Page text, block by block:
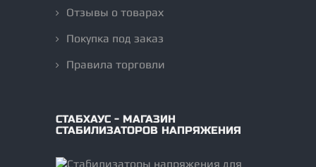
Отзывы о товарах
Покупка под заказ
Правила торговли
СТАБХАУС - МАГАЗИН
СТАБИЛИЗАТОРОВ НАПРЯЖЕНИЯ